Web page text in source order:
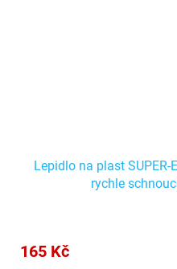
Lepidlo na plast SUPER-
rychle
165 Kč